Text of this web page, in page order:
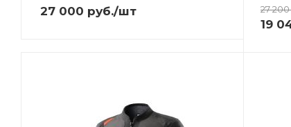
27 000 руб./шт 27 200
19